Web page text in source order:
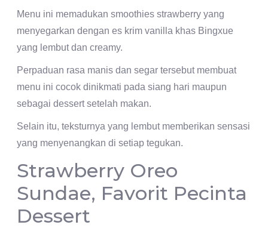
Menu ini memadukan smoothies strawberry yang
menyegarkan dengan es krim vanilla khas Bingxue
yang lembut dan creamy.
Perpaduan rasa manis dan segar tersebut membuat
menu ini cocok dinikmati pada siang hari maupun
sebagai dessert setelah makan.
Selain itu, teksturnya yang lembut memberikan sensasi
yang menyenangkan di setiap tegukan.
Strawberry Oreo
Sundae, Favorit Pecinta
Dessert